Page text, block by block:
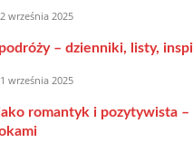
2 września 2025
– dzienniki, listy,
1 września 2025
romantyk i pozytywista –